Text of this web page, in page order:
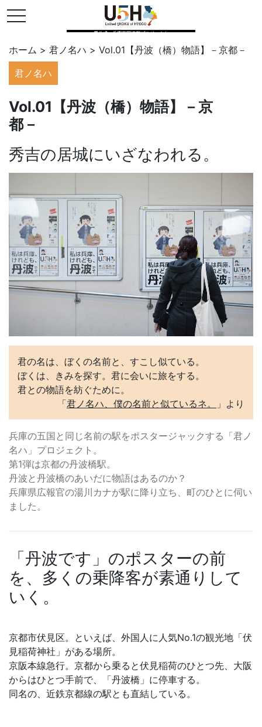
toggle navigation
県公式・兵庫五国連邦プロジェクト
ホーム > 君ノ名ハ > Vol.01【丹波（橋）物語】－京都－
君ノ名ハ
Vol.01【丹波（橋）物語】－京
都－
秀吉の居城にいざなわれる。
君の名は、ぼくの名前と、すこし似ている。
ぼくは、きみを探す。君に会いに旅をする。
君との物語を紡ぐために。
「君ノ名ハ、僕の名前と似ているネ。 」より
兵庫の五国と同じ名前の駅をポスタージャックする「君ノ
名ハ」プロジェクト。
第1弾は京都の丹波橋駅。
丹波と丹波橋のあいだに物語はあるのか？
兵庫県広報官の湯川カナが駅に降り立ち、町のひとに伺い
ました。
「丹波です」のポスターの前
を、多くの乗降客が素通りして
いく。
京都市伏見区。といえば、外国人に人気No.1の観光地「伏
見稲荷神社」がある場所。
京阪本線急行。京都から乗ると伏見稲荷のひとつ先、大阪
からはひとつ手前で、「丹波橋」に停車する。
同名の、近鉄京都線の駅とも直結している。